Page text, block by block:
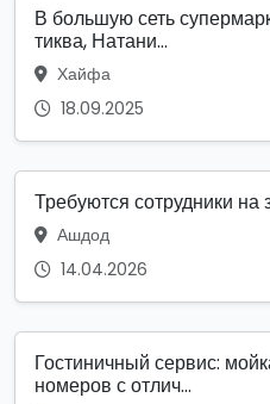
В большую сеть
тиква, Натани...
Хайфа
18.09.2025
Требуются сотрудники
Ашдод
14.04.2026
Гостиничный сервис:
номеров с отлич...